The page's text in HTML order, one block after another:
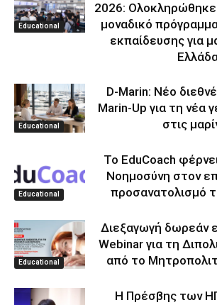
Educational
2026: Ολοκληρώθηκε
μοναδικό
εκπαίδευσης για
Educational
D-Marin: Νέο
Marin-Up για τη νέα
στις
Educational
Το EduCoach
Νοημοσύνη στον
προσανατολισμό
Educational
Διεξαγωγή δωρεάν
Webinar για τη
από το
Η Πρέσβης των